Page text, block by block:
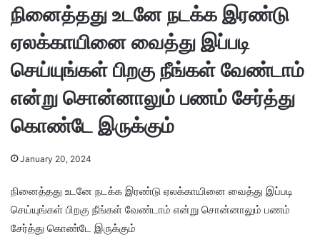
நினைத்தது உடனே நடக்க இரண்டு
ஏலக்காயினை வைத்து இப்படி
செய்யுங்கள் பிறகு நீங்கள் வேண்டாம்
என்று சொன்னாலும் பணம் சேர்த்து
கொண்டே இருக்கும்
January 20, 2024
நினைத்தது உடனே நடக்க இரண்டு ஏலக்காயினை வைத்து இப்படி
செய்யுங்கள் பிறகு நீங்கள் வேண்டாம் என்று சொன்னாலும் பணம்
சேர்த்து கொண்டே இருக்கும்